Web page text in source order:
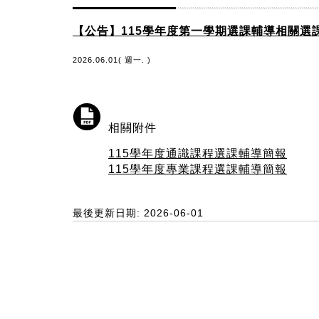
【公告】115學年度第一學期選課輔導相關選
2026.06.01( 週一. )
相關附件
115學年度通識課程選課輔導簡報
115學年度專業課程選課輔導簡報
最後更新日期: 2026-06-01